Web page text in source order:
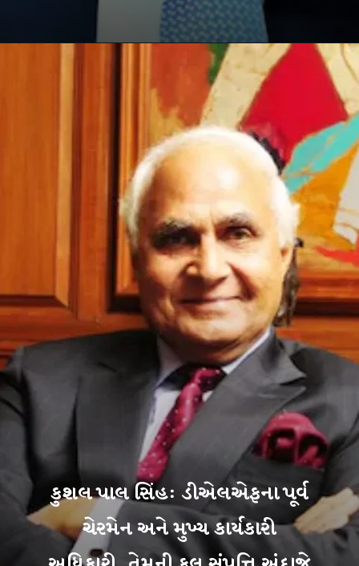
કુશલ પાલ સિંહ: ડીએલએફના પૂર્વ
ચેરમેન અને મુખ્ય કાર્યકારી